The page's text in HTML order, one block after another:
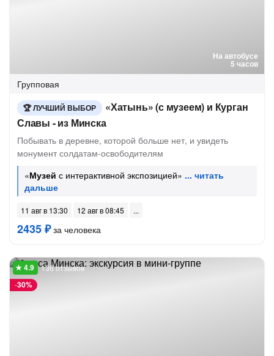
На автобусе
5 часов
Групповая
ЛУЧШИЙ ВЫБОР
«Хатынь» (с музеем) и Курган
Славы - из Минска
Побывать в деревне, которой больше нет, и увидеть
монумент солдатам-освободителям
«Музей с интерактивной экспозицией»
11 авг в 13:30 12 авг в 08:45
2435 ₽за человека
-30%
136 отзывов